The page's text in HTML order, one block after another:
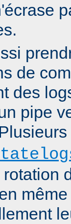
de
des
pipe